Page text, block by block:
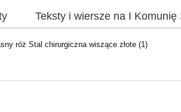
Teksty i wiersze na I Komunię
róż Stal chirurgiczna wiszące złote (1)